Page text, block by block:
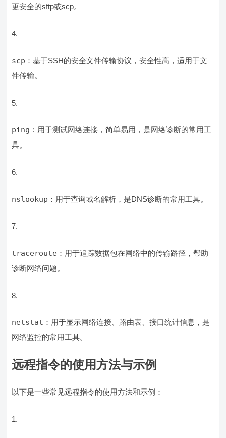
更安全的sftp或scp。
scp ：基于SSH的安全文件传输协议，安全性高，适用于文
件传输。
ping ：用于测试网络连接，简单易用，是网络诊断的常用工
具。
nslookup ：用于查询域名解析，是DNS诊断的常用工具。
traceroute ：用于追踪数据包在网络中的传输路径，帮助
诊断网络问题。
netstat ：用于显示网络连接、路由表、接口统计信息，是
网络监控的常用工具。
远程指令的使用方法与示例
以下是一些常见远程指令的使用方法和示例：